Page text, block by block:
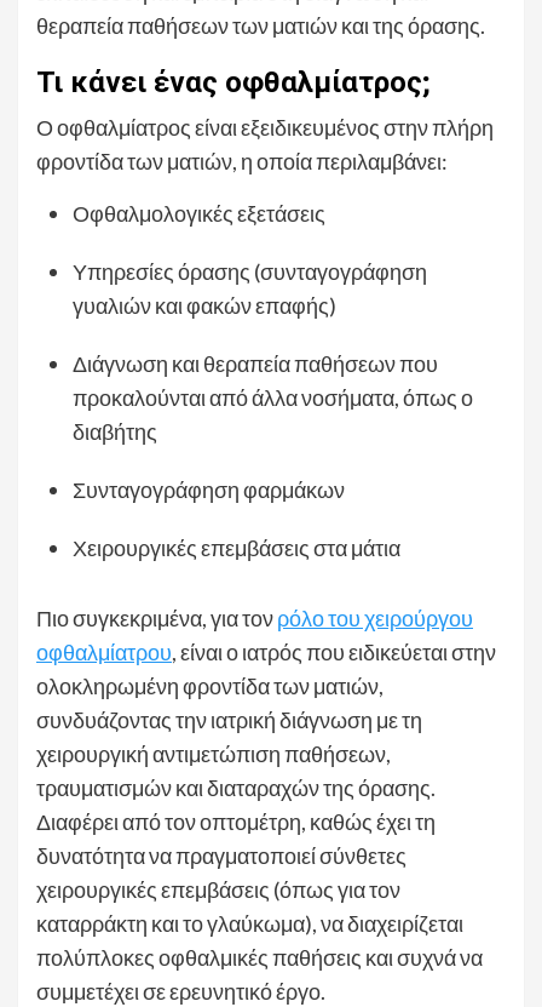
θεραπεία παθήσεων των ματιών και της όρασης.
Τι κάνει ένας οφθαλμίατρος;
Ο οφθαλμίατρος είναι εξειδικευμένος στην πλήρη
φροντίδα των ματιών, η οποία περιλαμβάνει:
Οφθαλμολογικές εξετάσεις
Υπηρεσίες όρασης (συνταγογράφηση
γυαλιών και φακών επαφής)
Διάγνωση και θεραπεία παθήσεων που
προκαλούνται από άλλα νοσήματα, όπως ο
διαβήτης
Συνταγογράφηση φαρμάκων
Χειρουργικές επεμβάσεις στα μάτια
Πιο συγκεκριμένα, για τονρόλο του χειρούργου
οφθαλμίατρου, είναι ο ιατρός που ειδικεύεται στην
ολοκληρωμένη φροντίδα των ματιών,
συνδυάζοντας την ιατρική διάγνωση με τη
χειρουργική αντιμετώπιση παθήσεων,
τραυματισμών και διαταραχών της όρασης.
Διαφέρει από τον οπτομέτρη, καθώς έχει τη
δυνατότητα να πραγματοποιεί σύνθετες
χειρουργικές επεμβάσεις (όπως για τον
καταρράκτη και το γλαύκωμα), να διαχειρίζεται
πολύπλοκες οφθαλμικές παθήσεις και συχνά να
συμμετέχει σε ερευνητικό έργο.